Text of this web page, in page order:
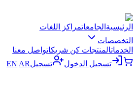
الرئيسية الجامعاتمراكز اللغات
التخصصات
الخدماتالمنتجات كن شريكاتواصل معنا
تسجيل الدخول
تسجيل EN|AR